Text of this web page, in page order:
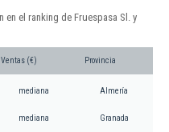
el ranking de Fruespasa Sl. y
Ventas (€) Provincia
mediana Almería
mediana Granada